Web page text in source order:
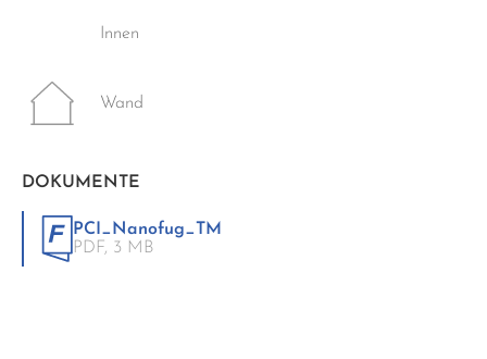
Innen
Wand
DOKUMENTE
PCI_Nanofug_TM
PDF, 3 MB